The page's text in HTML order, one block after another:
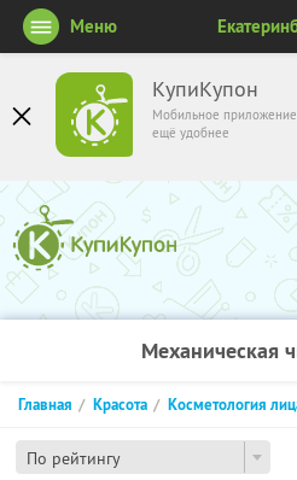
КупиКупон
Мобильное приложение
ещё удобнее
Меню
Механическая
По рейтингу
Главная Красота Косметология